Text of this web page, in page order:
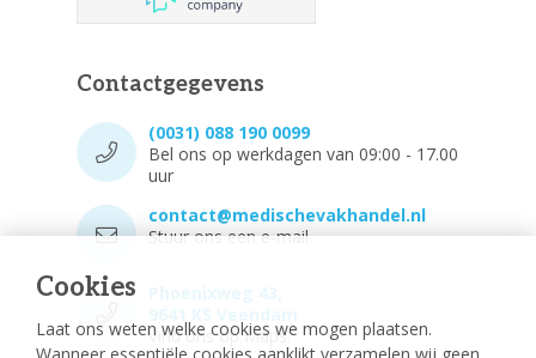
Cookies
Laat ons weten welke cookies we mogen plaatsen.
Contactgegevens
(0031) 088 190 0099
Bel ons op werkdagen van 09:00 - 17.00
uur
contact@medischevakhandel.nl
Stuur ons een e-mail.
Vind ons op Maps.